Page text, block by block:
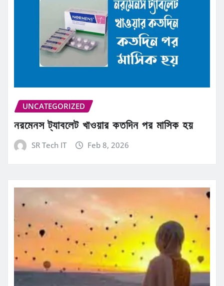
UNCATEGORIZED
নরমেনস ট্যাবলেট খাওয়ার কতদিন পর মাসিক হয়
SR Tech IT Feb 8, 2026